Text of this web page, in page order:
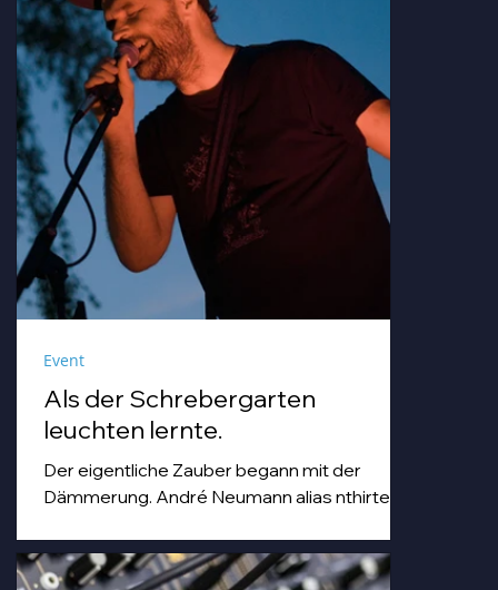
Als der Schrebergarten
leuchten lernte.
Der eigentliche Zauber begann mit der
Dämmerung. André Neumann alias nthirteen
strich mit einem Geigenbogen über seine E-
Gitarre, während die Sonne unterging.
Event